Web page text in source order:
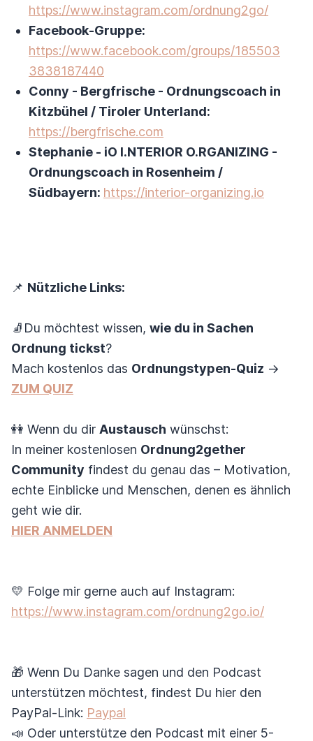
https://www.instagram.com/ordnung2go/
Facebook-Gruppe:
https://www.facebook.com/groups/185503
3838187440
Conny - Bergfrische - Ordnungscoach in
Kitzbühel / Tiroler Unterland:
https://bergfrische.com
Stephanie - iO I.NTERIOR O.RGANIZING -
Ordnungscoach in Rosenheim /
Südbayern: https://interior-organizing.io
📌 Nützliche Links:
🧦Du möchtest wissen, wie du in Sachen
Ordnung tickst?
Mach kostenlos das Ordnungstypen-Quiz →
ZUM QUIZ
👭 Wenn du dir Austausch wünschst:
In meiner kostenlosen Ordnung2gether
Community findest du genau das – Motivation,
echte Einblicke und Menschen, denen es ähnlich
geht wie dir.
HIER ANMELDEN
💛 Folge mir gerne auch auf Instagram:
https://www.instagram.com/ordnung2go.io/
🎁 Wenn Du Danke sagen und den Podcast
unterstützen möchtest, findest Du hier den
PayPal-Link: Paypal
📣 Oder unterstütze den Podcast mit einer 5-